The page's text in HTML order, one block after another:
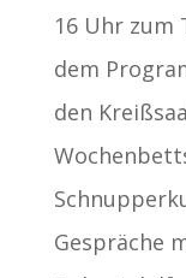
16 Uhr zum
dem
den
Gespräche